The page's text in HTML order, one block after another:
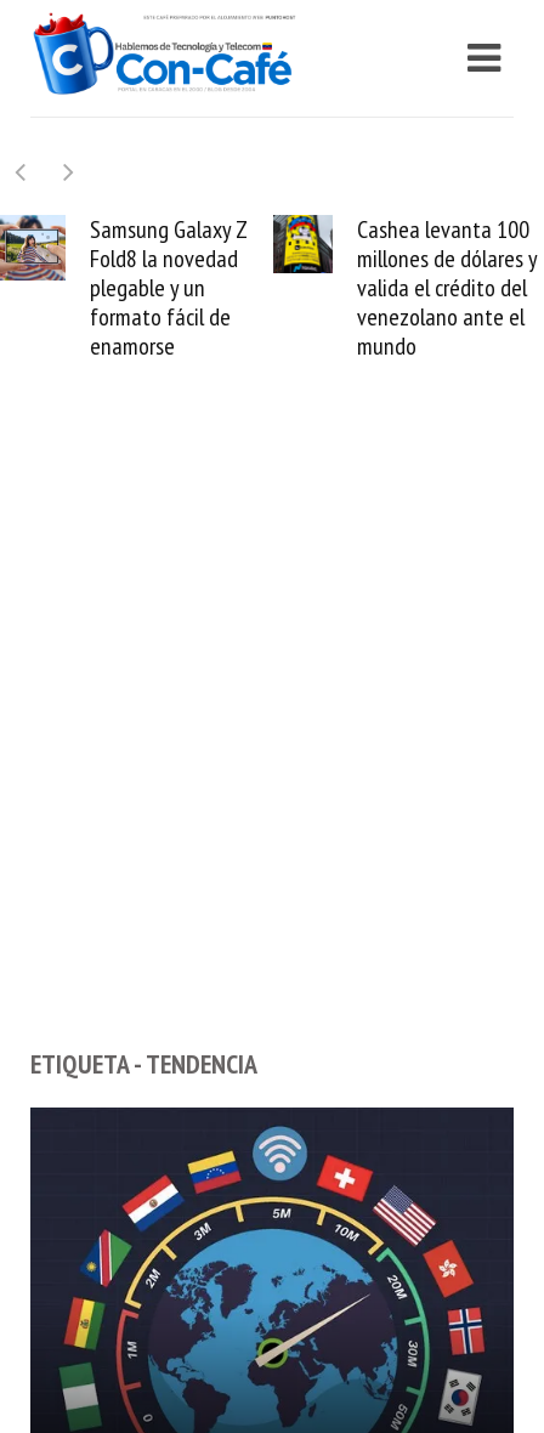
Z
Cashea levanta 100
millones de dólares y
valida el crédito del
venezolano ante el
mundo
El buque
Sentinel
reparación
cable de
ETIQUETA - TENDENCIA